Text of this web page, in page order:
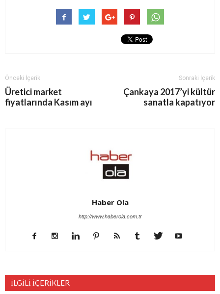
Önceki İçerik
Üretici market
fiyatlarında Kasım ayı
Sonraki İçerik
Çankaya 2017’yi kültür
sanatla kapatıyor
Haber Ola
http://www.haberola.com.tr
İLGİLİ İÇERİKLER